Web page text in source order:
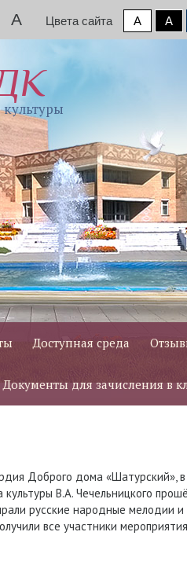
A Цвета сайта A A
Доступная среда
Документы для зачисления в
Доброго дома «Шатурский»,
В.А. Чечельницкого
русские народные мелодии
все участники